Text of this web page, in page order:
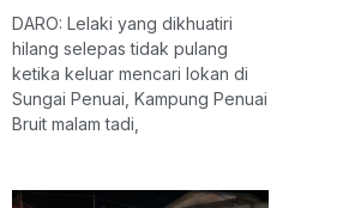
DARO: Lelaki yang dikhuatiri
hilang selepas tidak pulang
ketika keluar mencari lokan di
Sungai Penuai, Kampung Penuai
Bruit malam tadi,